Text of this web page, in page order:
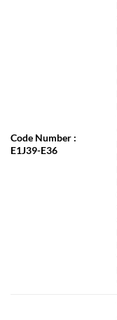
Code Number :
E1J39-E36